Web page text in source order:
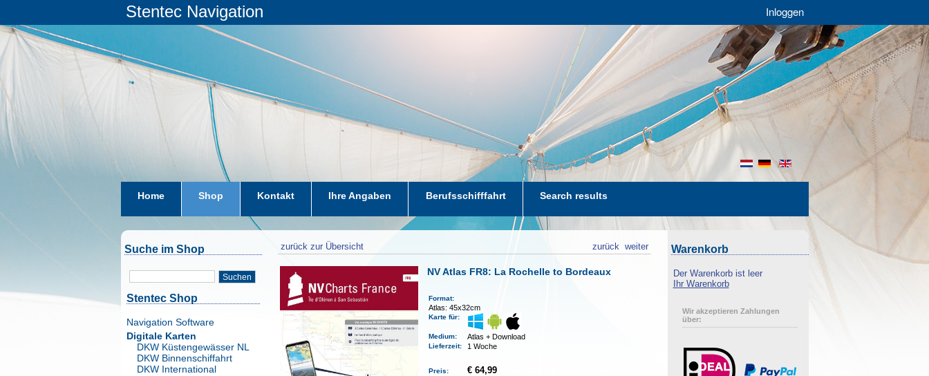
Stentec Navigation Inloggen
en
de
nl
Home Shop Kontakt Ihre Angaben Berufsschifffahrt Search results
Suche im Shop
Suchen
Stentec Shop
Navigation Software
Digitale Karten
DKW Küstengewässer NL
DKW Binnenschiffahrt
DKW International
zurück zur Übersicht weiter
zurück
NV Atlas FR8: La Rochelle to Bordeaux
Format:
Atlas: 45x32cm
Karte für:
Medium: Atlas + Download
Lieferzeit: 1 Woche
Preis:
€ 64,99
Warenkorb
Der Warenkorb ist leer
Ihr Warenkorb
Wir akzeptieren Zahlungen
über: